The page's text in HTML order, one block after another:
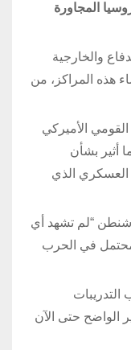
المجاورة
والخارجية
هذه المراكز، من
الأميركي
على ما أثير بشأن
العسكري الذي
“لم تشهد أي
في الحرب
التدريبات
الواضح حتى الآن